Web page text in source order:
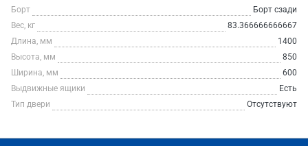
Борт
Борт сзади
Вес, кг
83.366666666667
Длина, мм
1400
Высота, мм
850
Ширина, мм
600
Выдвижные ящики
Есть
Тип двери
Отсутствуют